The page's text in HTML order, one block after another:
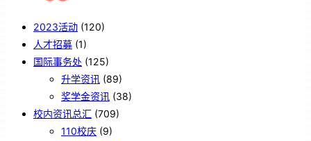
2023活动 (120)
人才招募 (1)
国际事务处 (125)
升学资讯 (89)
奖学金资讯 (38)
校内资讯总汇 (709)
110校庆 (9)